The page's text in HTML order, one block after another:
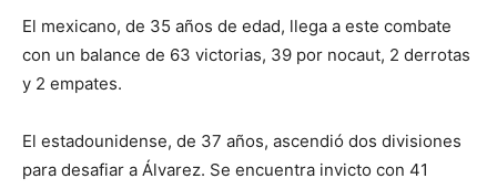
El mexicano, de 35 años de edad, llega a este combate
con un balance de 63 victorias, 39 por nocaut, 2 derrotas
y 2 empates.
El estadounidense, de 37 años, ascendió dos divisiones
para desafiar a Álvarez. Se encuentra invicto con 41